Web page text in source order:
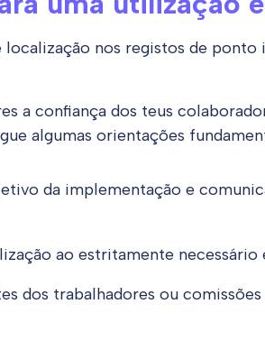
localização nos registos de
a confiança dos teus
algumas orientações
da implementação e
ao estritamente necessário
dos trabalhadores ou